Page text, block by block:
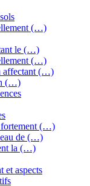
(…)
le (…)
(…)
affectant (…)
(…)
fortement (…)
de (…)
la (…)
et aspects